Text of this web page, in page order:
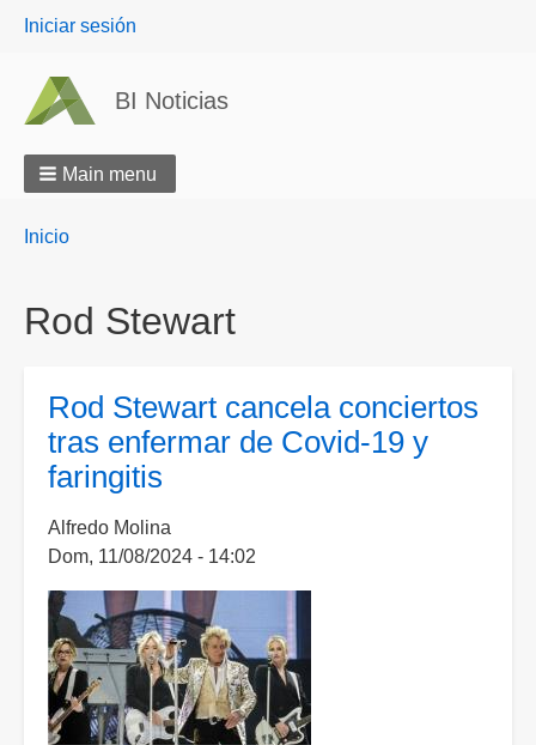
User
Iniciar sesión
BI Noticias
Main menu
Breadcrumbs
You
Inicio
Rod Stewart
Rod Stewart cancela conciertos
tras enfermar de Covid-19 y
faringitis
Alfredo Molina
Dom, 11/08/2024 - 14:02